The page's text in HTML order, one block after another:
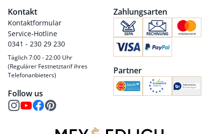
Kontakt
Kontaktformular
Service-Hotline
0341 - 230 29 230
Täglich 7:00 - 22:00 Uhr
(Regulärer Festnetztarif ihres
Telefonanbieters)
Follow us
Zahlungsarten
Partner